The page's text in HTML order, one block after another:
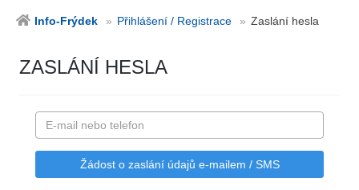
Info-Frýdek Přihlášení / Registrace Zaslání hesla
ZASLÁNÍ HESLA